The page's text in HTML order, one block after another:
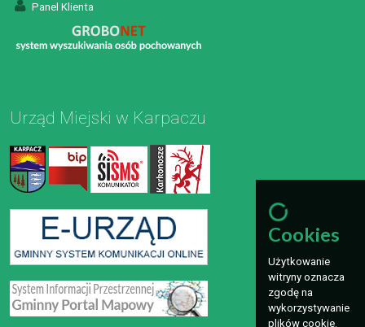
Panel Klienta
Urząd Miejski w Karpaczu
Cookies
Użytkowanie
witryny oznacza
zgodę na
wykorzystywanie
plików cookie.